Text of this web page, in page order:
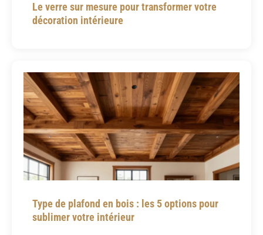
Le verre sur mesure pour transformer votre
décoration intérieure
Type de plafond en bois : les 5 options pour
sublimer votre intérieur